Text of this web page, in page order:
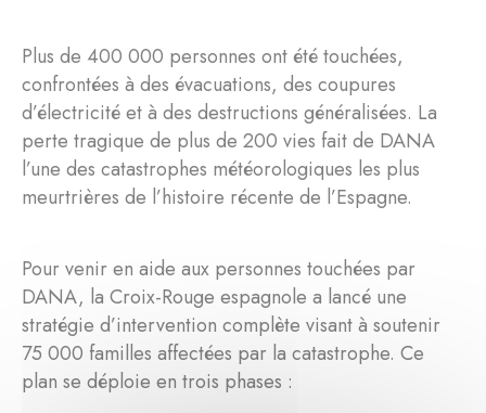
Plus de 400 000 personnes ont été touchées,
confrontées à des évacuations, des coupures
d’électricité et à des destructions généralisées. La
perte tragique de plus de 200 vies fait de DANA
l’une des catastrophes météorologiques les plus
meurtrières de l’histoire récente de l’Espagne.
Pour venir en aide aux personnes touchées par
DANA, la Croix-Rouge espagnole a lancé une
stratégie d’intervention complète visant à soutenir
75 000 familles affectées par la catastrophe. Ce
plan se déploie en trois phases :